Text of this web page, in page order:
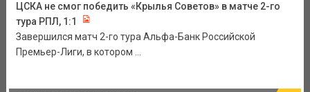
ЦСКА не смог победить «Крылья Советов» в матче 2-го
тура РПЛ, 1:1
Завершился матч 2-го тура Альфа-Банк Российской
Премьер-Лиги, в котором ...